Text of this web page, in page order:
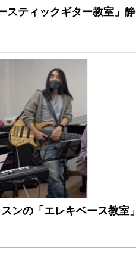
スティックギター教室」静
ンの「エレキベース教室」